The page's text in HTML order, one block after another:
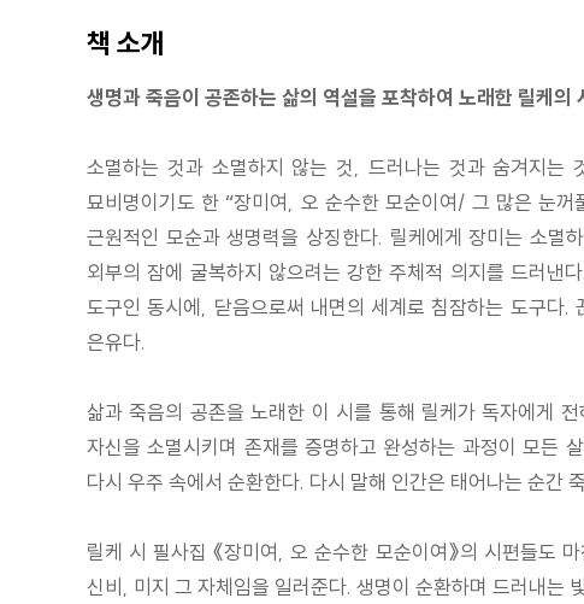
책 소개
생명과 죽음이 공존하는 삶의 역설을 포착하여 노래한 릴케의
소멸하는 것과 소멸하지 않는 것, 드러나는 것과 숨겨지
묘비명이기도 한 “장미여, 오 순수한 모순이여/ 그 많은 눈
근원적인 모순과 생명력을 상징한다. 릴케에게 장미는 소멸
외부의 잠에 굴복하지 않으려는 강한 주체적 의지를 드러낸
도구인 동시에, 닫음으로써 내면의 세계로 침잠하는 도구다
은유다.
삶과 죽음의 공존을 노래한 이 시를 통해 릴케가 독자에게
자신을 소멸시키며 존재를 증명하고 완성하는 과정이 모든
다시 우주 속에서 순환한다. 다시 말해 인간은 태어나는 순간
릴케 시 필사집 《장미여, 오 순수한 모순이여》의 시편들도
신비, 미지 그 자체임을 일러준다. 생명이 순환하며 드러내는